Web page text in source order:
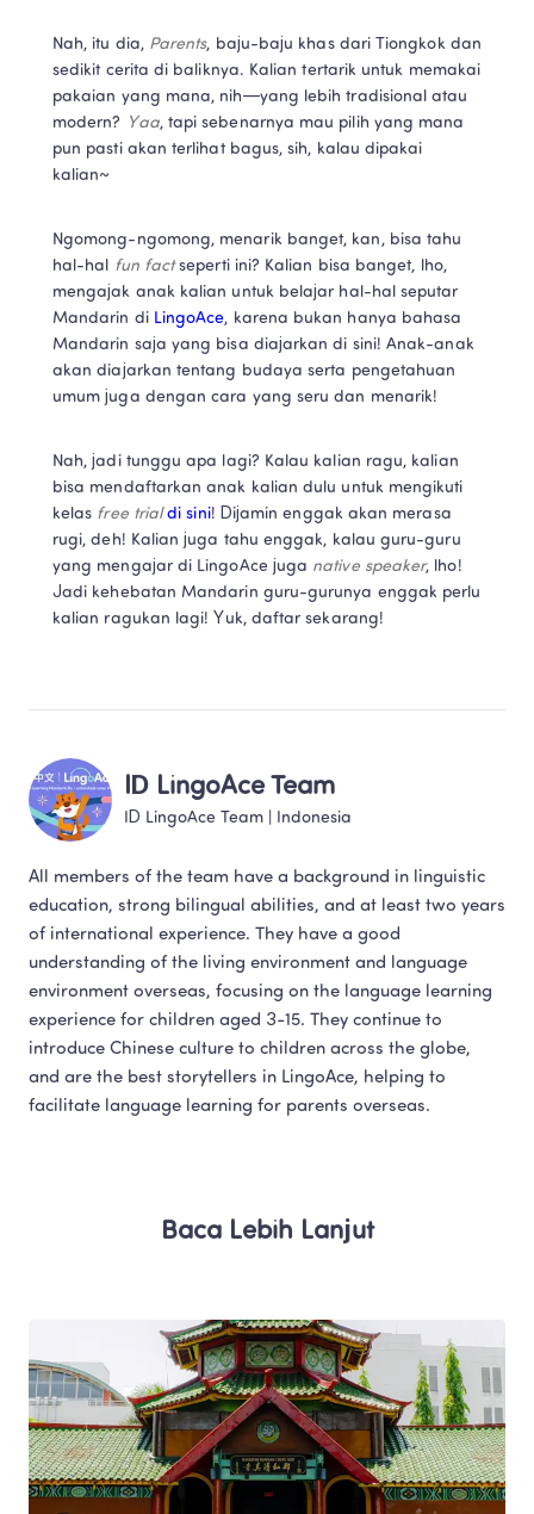
Nah, itu dia, Parents, baju-baju khas dari Tiongkok dan
sedikit cerita di baliknya. Kalian tertarik untuk memakai
pakaian yang mana, nih—yang lebih tradisional atau
modern? Yaa, tapi sebenarnya mau pilih yang mana
pun pasti akan terlihat bagus, sih, kalau dipakai
kalian~
Ngomong-ngomong, menarik banget, kan, bisa tahu
hal-hal fun fact seperti ini? Kalian bisa banget, lho,
mengajak anak kalian untuk belajar hal-hal seputar
Mandarin di LingoAce, karena bukan hanya bahasa
Mandarin saja yang bisa diajarkan di sini! Anak-anak
akan diajarkan tentang budaya serta pengetahuan
umum juga dengan cara yang seru dan menarik!
Nah, jadi tunggu apa lagi? Kalau kalian ragu, kalian
bisa mendaftarkan anak kalian dulu untuk mengikuti
kelas free trial di sini! Dijamin enggak akan merasa
rugi, deh! Kalian juga tahu enggak, kalau guru-guru
yang mengajar di LingoAce juga native speaker, lho!
Jadi kehebatan Mandarin guru-gurunya enggak perlu
kalian ragukan lagi! Yuk, daftar sekarang!
ID LingoAce Team
ID LingoAce Team Indonesia
All members of the team have a background in linguistic
education, strong bilingual abilities, and at least two years
of international experience. They have a good
understanding of the living environment and language
environment overseas, focusing on the language learning
experience for children aged 3-15. They continue to
introduce Chinese culture to children across the globe,
and are the best storytellers in LingoAce, helping to
facilitate language learning for parents overseas.​
Baca Lebih Lanjut